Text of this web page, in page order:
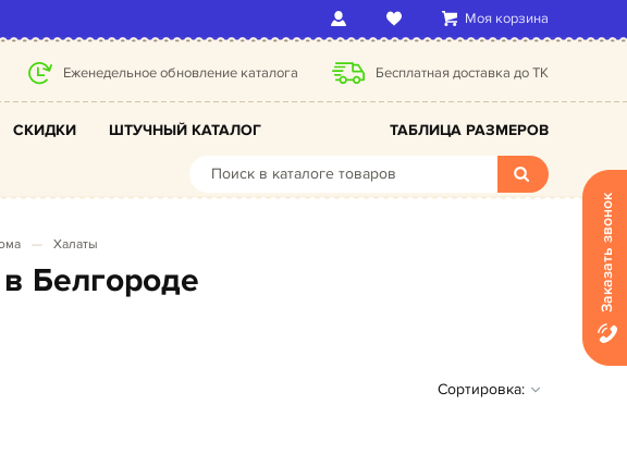
Моя корзина
Еженедельное обновление каталога Бесплатная доставка до ТК
СКИДКИ ШТУЧНЫЙ КАТАЛОГ ТАБЛИЦА РАЗМЕРОВ
Халаты
в Белгороде
Сортировка:
Заказать звонок